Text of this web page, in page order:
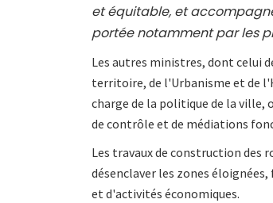
et équitable, et
portée notamment par les
Les autres ministres, dont celui
territoire, de l'Urbanisme et de
charge de la politique de la ville,
de contrôle et de médiations
Les travaux de construction des
désenclaver les zones
et d'activités économiques.